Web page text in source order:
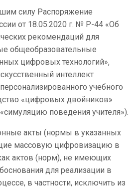
силу Распоряжение
от 18.05.2020 г. № Р-44 «Об
рекомендаций для
общеобразовательные
цифровых технологий»,
интеллект
учебного
«цифровых двойников»
поведения учителя»).
акты (нормы в указанных
массовую цифровизацию в
актов (норм), не имеющих
для реализации в
в частности, исключить из